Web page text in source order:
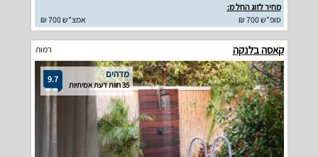
מחיר לזוג החל מ:
סופ"ש 700 ₪
אמצ"ש 700 ₪
קאסה בלנקה רמות
9.7 מדהים
35 חוות דעת אמיתיות